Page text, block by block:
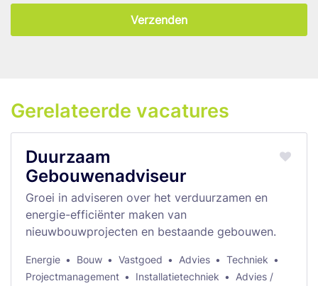
Verzenden
Gerelateerde vacatures
Duurzaam
Gebouwenadviseur
Groei in adviseren over het verduurzamen en
energie-efficiënter maken van
nieuwbouwprojecten en bestaande gebouwen.
Energie Bouw Vastgoed Advies
Techniek
Projectmanagement
Installatietechniek
Advies /